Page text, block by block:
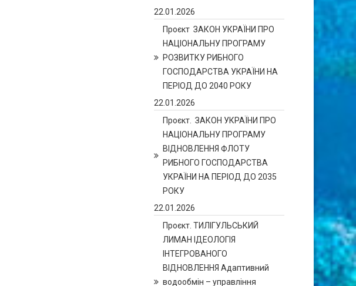
22.01.2026
Проєкт ЗАКОН УКРАЇНИ ПРО
НАЦІОНАЛЬНУ ПРОГРАМУ
РОЗВИТКУ РИБНОГО
ГОСПОДАРСТВА УКРАЇНИ НА
ПЕРІОД ДО 2040 РОКУ
22.01.2026
Проєкт. ЗАКОН УКРАЇНИ ПРО
НАЦІОНАЛЬНУ ПРОГРАМУ
ВІДНОВЛЕННЯ ФЛОТУ
РИБНОГО ГОСПОДАРСТВА
УКРАЇНИ НА ПЕРІОД ДО 2035
РОКУ
22.01.2026
Проєкт. ТИЛІГУЛЬСЬКИЙ
ЛИМАН ІДЕОЛОГІЯ
ІНТЕГРОВАНОГО
ВІДНОВЛЕННЯ Адаптивний
водообмін – управління